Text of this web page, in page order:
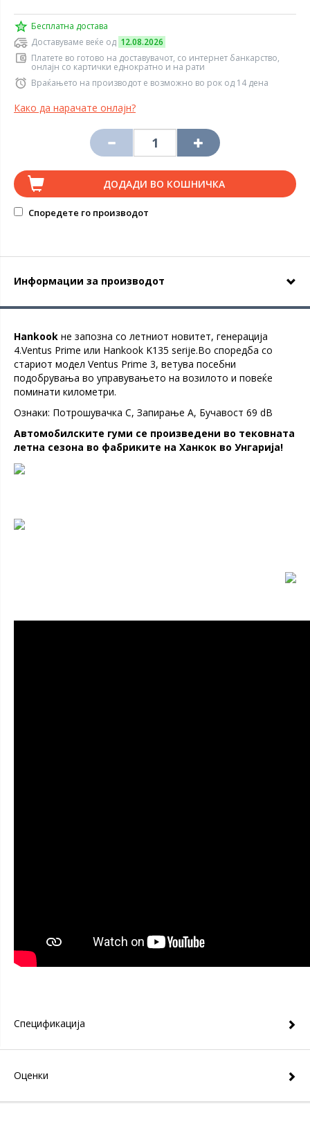
Бесплатна достава
Доставуваме веќе од 12.08.2026
Платете во готово на доставувачот, со интернет банкарство,
онлајн со картички еднократно и на рати
Враќањето на производот е возможно во рок од 14 дена
Како да нарачате онлајн?
ДОДАДИ ВО КОШНИЧКА
Споредете го производот
Информации за производот
Hankook не запозна со летниот новитет, генерација
4.Ventus Prime или Hankook K135 serije.Во споредба со
стариот модел Ventus Prime 3, ветува посебни
подобрувања во управувањето на возилото и повеќе
поминати километри.
Ознаки: Потрошувачка C, Запирање А, Бучавост 69 dB
Автомобилските гуми се произведени во тековната
летна сезона во фабриките на Ханкок во Унгарија!
Спецификација
Оценки